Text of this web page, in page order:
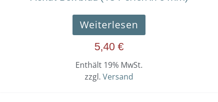
Weiterlesen
5,40 €
Enthält 19% MwSt.
zzgl. Versand